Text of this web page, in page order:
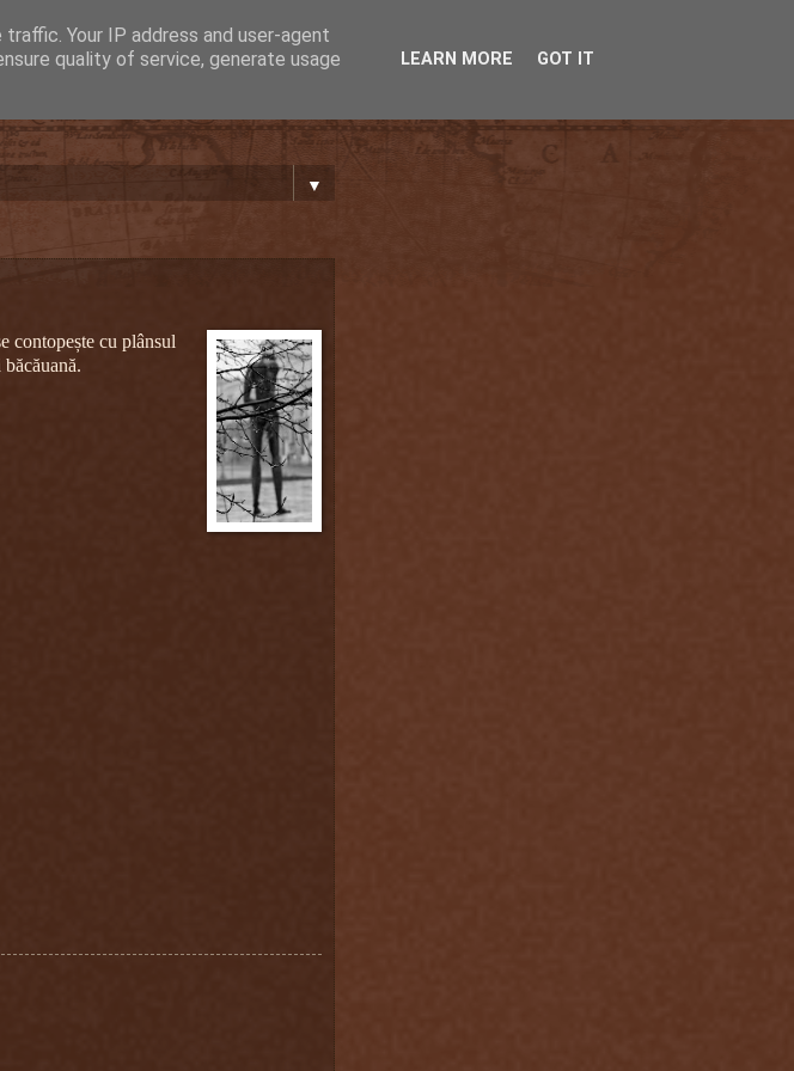
▼
contopește cu plânsul
Your IP address and user-agent
quality of service, generate usage
LEARN MORE GOT IT